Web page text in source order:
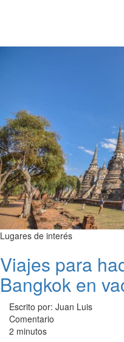
Lugares de interés
Viajes para
Bangkok en
Escrito por: Juan Luis
Comentario
2 minutos